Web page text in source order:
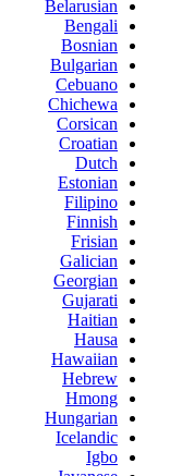
Belarusian
Bengali
Bosnian
Bulgarian
Cebuano
Chichewa
Corsican
Croatian
Dutch
Estonian
Filipino
Finnish
Frisian
Galician
Georgian
Gujarati
Haitian
Hausa
Hawaiian
Hebrew
Hmong
Hungarian
Icelandic
Igbo